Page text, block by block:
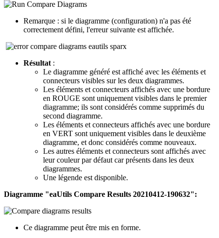
Remarque : si le diagramme (configuration) n'a pas été
correctement défini, l'erreur suivante est affichée.
Résultat :
Le diagramme généré est affiché avec les éléments et
connecteurs visibles sur les deux diagrammes.
Les éléments et connecteurs affichés avec une bordure
en ROUGE sont uniquement visibles dans le premier
diagramme; ils sont considérés comme supprimés du
second diagramme.
Les éléments et connecteurs affichés avec une bordure
en VERT sont uniquement visibles dans le deuxième
diagramme, et donc considérés comme nouveaux.
Les autres éléments et connecteurs sont affichés avec
leur couleur par défaut car présents dans les deux
diagrammes.
Une légende est disponible.
Diagramme "eaUtils Compare Results 20210412-190632":
Ce diagramme peut être mis en forme.